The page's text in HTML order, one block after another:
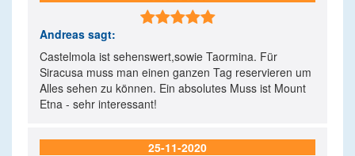

Andreas sagt:
Castelmola ist sehenswert,sowie Taormina. Für
Siracusa muss man einen ganzen Tag reservieren um
Alles sehen zu können. Ein absolutes Muss ist Mount
Etna - sehr interessant!
25-11-2020